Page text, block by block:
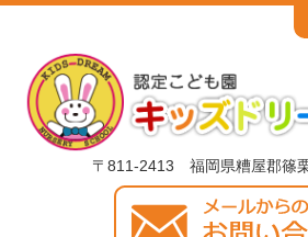
〒811-2413 福岡県糟屋郡篠